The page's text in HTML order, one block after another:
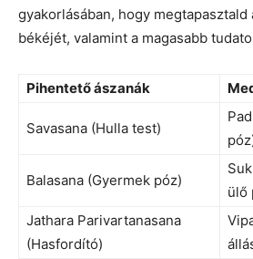
gyakorlásában, hogy megtapasztald
békéjét, valamint a magasabb
Pihentető ászanák
Savasana (Hulla test)
Balasana (Gyermek póz)
ülő
Jathara Parivartanasana
(Hasfordító)